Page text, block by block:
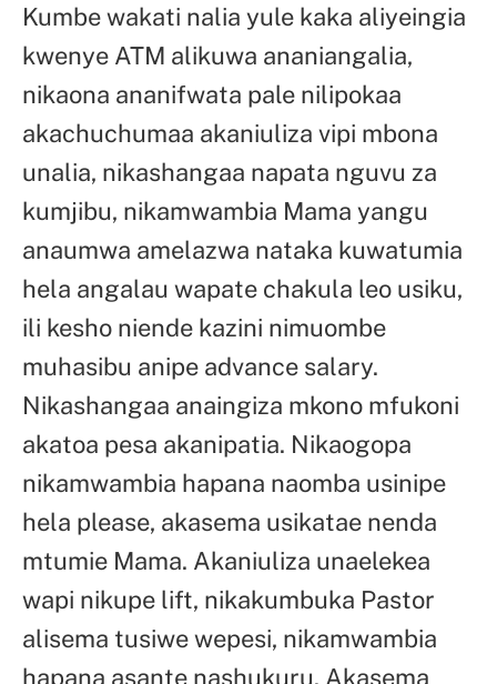
Kumbe wakati nalia yule kaka aliyeingia
kwenye ATM alikuwa ananiangalia,
nikaona ananifwata pale nilipokaa
akachuchumaa akaniuliza vipi mbona
unalia, nikashangaa napata nguvu za
kumjibu, nikamwambia Mama yangu
anaumwa amelazwa nataka kuwatumia
hela angalau wapate chakula leo usiku,
ili kesho niende kazini nimuombe
muhasibu anipe advance salary.
Nikashangaa anaingiza mkono mfukoni
akatoa pesa akanipatia. Nikaogopa
nikamwambia hapana naomba usinipe
hela please, akasema usikatae nenda
mtumie Mama. Akaniuliza unaelekea
wapi nikupe lift, nikakumbuka Pastor
alisema tusiwe wepesi, nikamwambia
hapana asante nashukuru. Akasema